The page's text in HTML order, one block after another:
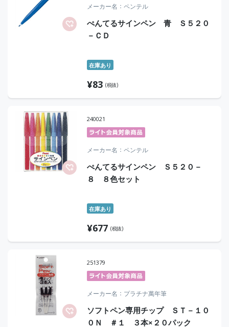
メーカー名 ペンテル
ぺんてるサインペン 青 Ｓ５２０
－ＣＤ
在庫あり
¥83 (税抜)
240021
メーカー名 ペンテル
ぺんてるサインペン Ｓ５２０－
８ ８色セット
在庫あり
¥677 (税抜)
251379
メーカー名 プラチナ萬年筆
ソフトペン専用チップ ＳＴ－１０
０Ｎ ＃１ ３本×２０パック